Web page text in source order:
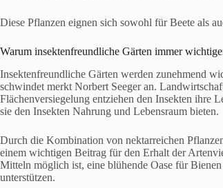
Diese Pflanzen eignen sich sowohl für Beete als
Warum insektenfreundliche Gärten immer
Insektenfreundliche Gärten werden zunehmend
schwindet merkt Norbert Seeger an.
Flächenversiegelung entziehen den Insekten ihre
sie den Insekten Nahrung und Lebensraum bieten.
Durch die Kombination von nektarreichen
einem wichtigen Beitrag für den Erhalt der
Mitteln möglich ist, eine blühende Oase für
unterstützen.